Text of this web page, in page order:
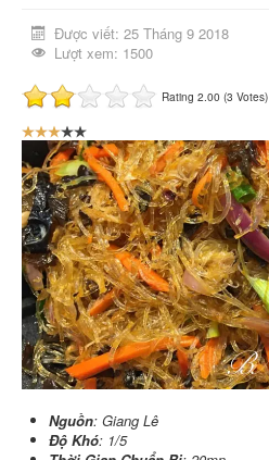
Được viết: 25 Tháng 9 2018
Lượt xem: 1500
Rating 2.00 (3 Votes)
B
n
đ
á
n
h
g
á
:
3
Nguồn: Giang Lê
Độ Khó: 1/5